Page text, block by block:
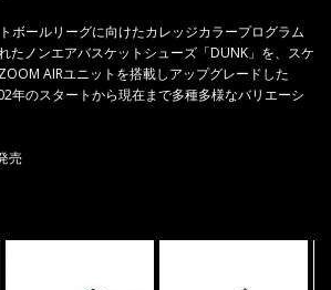
ボールリーグに向けたカレッジカラープログラム
たノンエアバスケットシューズ「DUNK」を、スケ
AIRユニットを搭載しアップグレードした
年のスタートから現在まで多種多様なバリエーシ
売